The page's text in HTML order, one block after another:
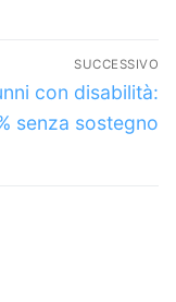
SUCCESSIVO
con disabilità:
senza sostegno